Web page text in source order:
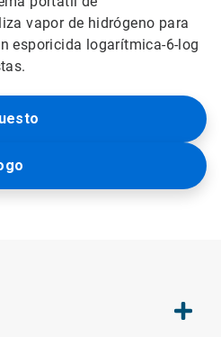
vapor de hidrógeno para
esporicida logarítmica-6-log